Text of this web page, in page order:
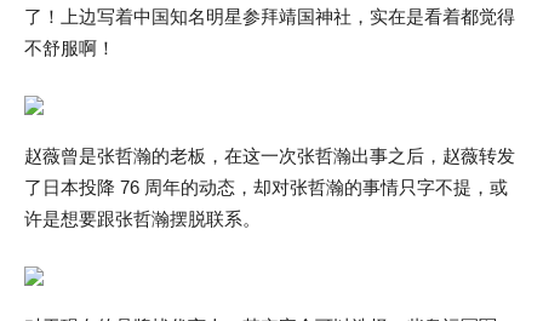
了！上边写着中国知名明星参拜靖国神社，实在是看着都觉得
不舒服啊！
赵薇曾是张哲瀚的老板，在这一次张哲瀚出事之后，赵薇转发
了日本投降 76 周年的动态，却对张哲瀚的事情只字不提，或
许是想要跟张哲瀚摆脱联系。